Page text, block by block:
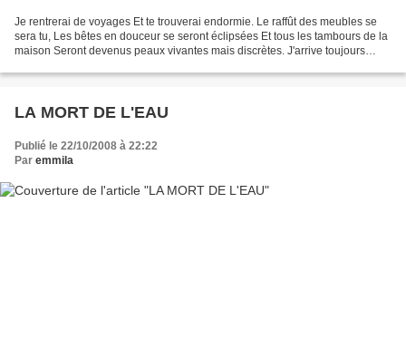
Je rentrerai de voyages Et te trouverai endormie. Le raffût des meubles se
sera tu, Les bêtes en douceur se seront éclipsées Et tous les tambours de la
maison Seront devenus peaux vivantes mais discrètes. J'arrive toujours
LA MORT DE L'EAU
Publié le 22/10/2008 à 22:22
Par emmila